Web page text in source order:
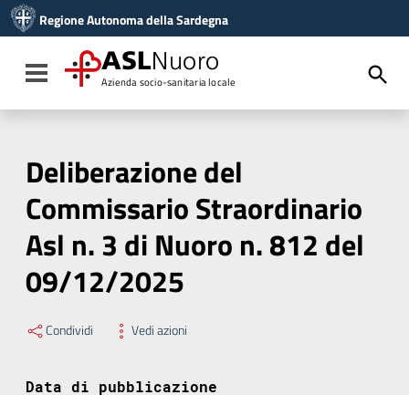
Vai al menu di navigazione
Vai al footer
Regione Autonoma della Sardegna
Toggle navigation
ASLNuoro
Azienda socio-sanitaria locale
Deliberazione del
Commissario Straordinario
Asl n. 3 di Nuoro n. 812 del
09/12/2025
Condividi Vedi azioni
Data di pubblicazione